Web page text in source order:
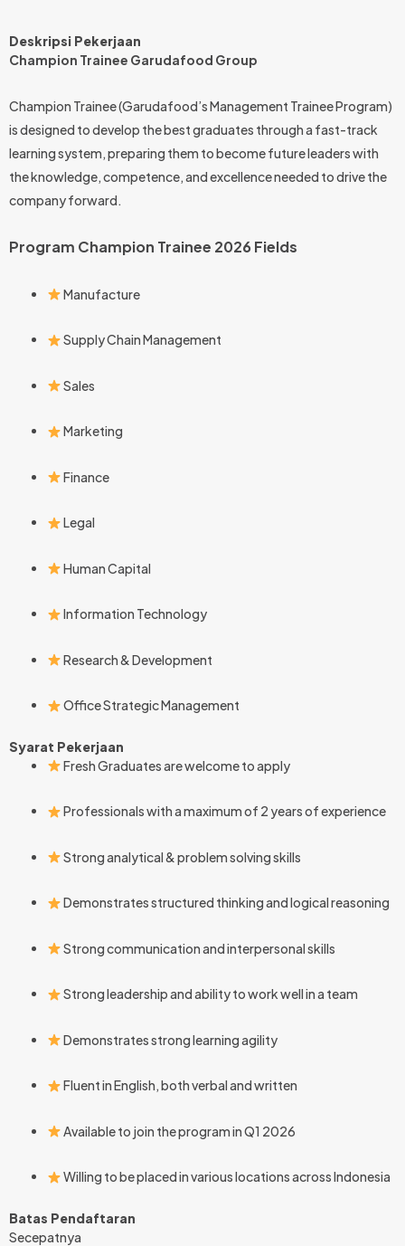
Deskripsi Pekerjaan
Champion Trainee Garudafood Group
Champion Trainee (Garudafood’s Management Trainee Program)
is designed to develop the best graduates through a fast-track
learning system, preparing them to become future leaders with
the knowledge, competence, and excellence needed to drive the
company forward.
Program Champion Trainee 2026 Fields
Manufacture
Supply Chain Management
Sales
Marketing
Finance
Legal
Human Capital
Information Technology
Research & Development
Office Strategic Management
Syarat Pekerjaan
Fresh Graduates are welcome to apply
Professionals with a maximum of 2 years of experience
Strong analytical & problem solving skills
Demonstrates structured thinking and logical reasoning
Strong communication and interpersonal skills
Strong leadership and ability to work well in a team
Demonstrates strong learning agility
Fluent in English, both verbal and written
Available to join the program in Q1 2026
Willing to be placed in various locations across Indonesia
Batas Pendaftaran
Secepatnya